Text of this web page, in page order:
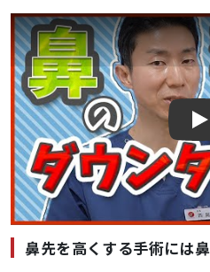
鼻先を高くする手術には